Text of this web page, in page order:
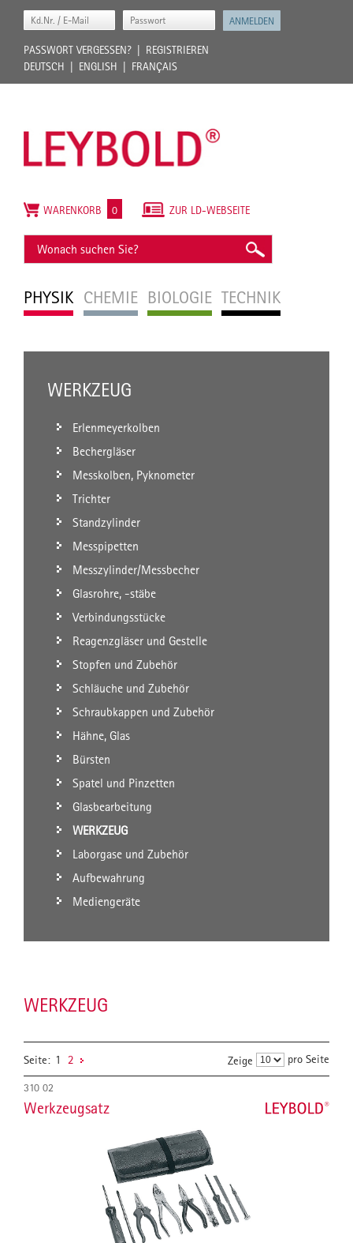
PASSWORT VERGESSEN?
REGISTRIEREN
DEUTSCH
ENGLISH FRANÇAIS
PHYSIK CHEMIE BIOLOGIE TECHNIK
ZUR LD-WEBSEITE
WARENKORB 0
WERKZEUG
Erlenmeyerkolben
Bechergläser
Messkolben, Pyknometer
Trichter
Standzylinder
Messpipetten
Messzylinder/Messbecher
Glasrohre, -stäbe
Verbindungsstücke
Reagenzgläser und Gestelle
Stopfen und Zubehör
Schläuche und Zubehör
Schraubkappen und Zubehör
Hähne, Glas
Bürsten
Spatel und Pinzetten
Glasbearbeitung
WERKZEUG
Laborgase und Zubehör
Aufbewahrung
Mediengeräte
WERKZEUG
Seite: 1 2 Zeige pro Seite
310 02
Werkzeugsatz